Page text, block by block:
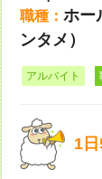
職種： ホー
ンタメ）
アルバイト
1